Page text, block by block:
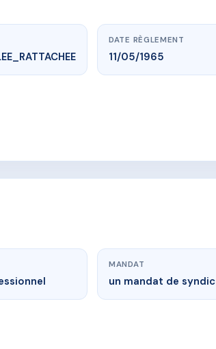
DATE RÈGLEMENT
11/05/1965
MANDAT
un mandat de syndic